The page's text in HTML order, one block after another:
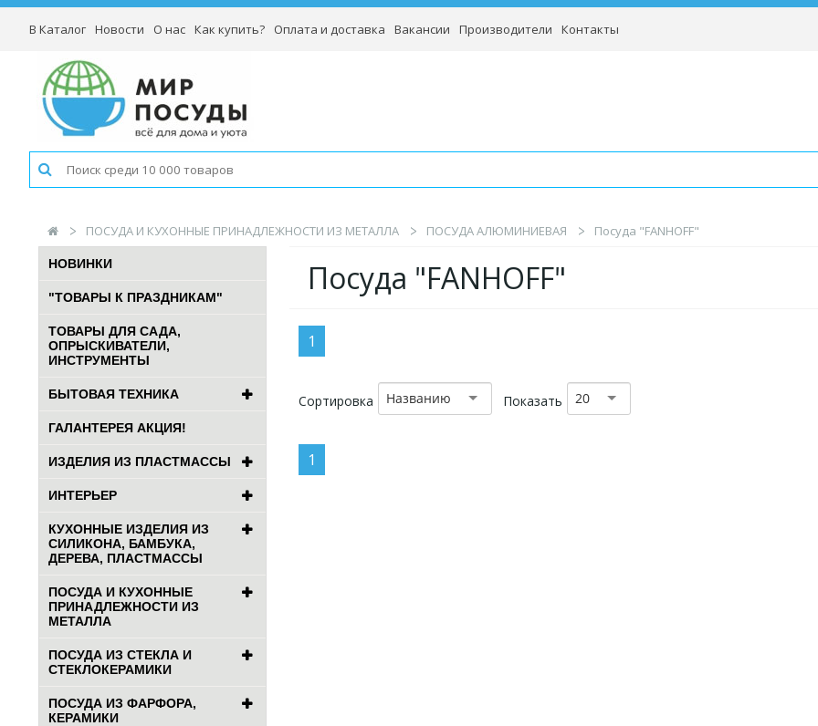
В Каталог Новости О нас Как купить? Оплата и доставка Вакансии Производители Контакты
ПОСУДА И КУХОННЫЕ ПРИНАДЛЕЖНОСТИ ИЗ МЕТАЛЛА ПОСУДА АЛЮМИНИЕВАЯ Посуда "FANHOFF"
НОВИНКИ
"ТОВАРЫ К ПРАЗДНИКАМ"
ТОВАРЫ ДЛЯ САДА,
ОПРЫСКИВАТЕЛИ,
ИНСТРУМЕНТЫ
БЫТОВАЯ ТЕХНИКА
ГАЛАНТЕРЕЯ АКЦИЯ!
ИЗДЕЛИЯ ИЗ ПЛАСТМАССЫ
ИНТЕРЬЕР
КУХОННЫЕ ИЗДЕЛИЯ ИЗ
СИЛИКОНА, БАМБУКА,
ДЕРЕВА, ПЛАСТМАССЫ
ПОСУДА И КУХОННЫЕ
ПРИНАДЛЕЖНОСТИ ИЗ
МЕТАЛЛА
ПОСУДА ИЗ СТЕКЛА И
СТЕКЛОКЕРАМИКИ
ПОСУДА ИЗ ФАРФОРА,
КЕРАМИКИ
Посуда "FANHOFF"
1
Сортировка Названию Показать 20
1